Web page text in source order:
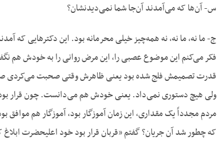
س- آن‌ها که می‌آمدند آن‌جا شما نمی‌دیدنشان؟
ج- ما نه، ما نه، نه همه‌چیز خیلی محرمانه بود. این دکترهایی که
فکر می‌کنم این موضوع عصبی را، این مرض روانی را به خودش
قدرت تصمیمش فلج شده بود یعنی ظاهرش وقتی صحبت می‌کردی
ولی هیچ دستوری نمی‌داد. یعنی خودش هم می‌دانست. چون قرار
مردم مجدداً یک مقداری، این زمان آموزگار بود، آموزگار هم
که چطور شد آن جریان؟ گفتم «قربان قرار بود خود اعلیحضرت